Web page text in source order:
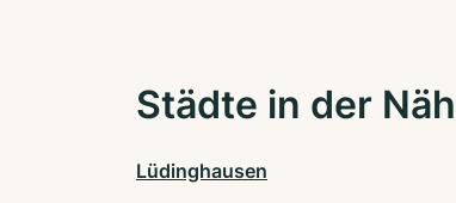
Städte in der
Lüdinghausen